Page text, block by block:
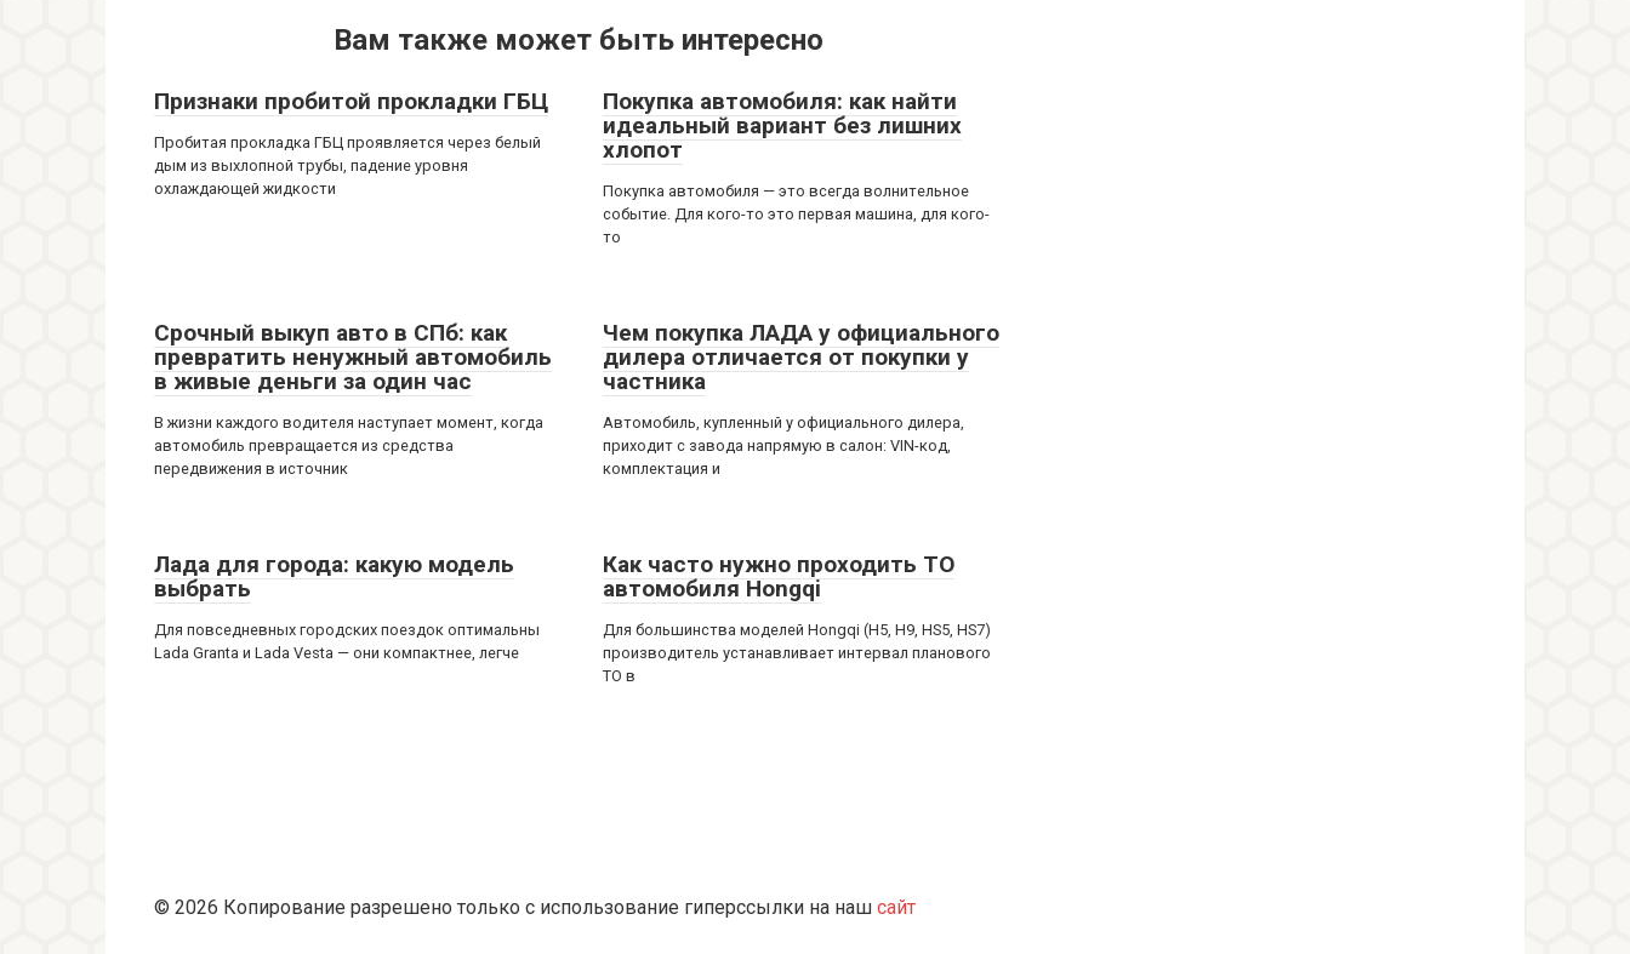
Вам также может быть интересно
Признаки пробитой прокладки ГБЦ
Пробитая прокладка ГБЦ проявляется через белый
дым из выхлопной трубы, падение уровня
охлаждающей жидкости
Покупка автомобиля: как найти
идеальный вариант без лишних
хлопот
Покупка автомобиля — это всегда волнительное
событие. Для кого-то это первая машина, для кого-
то
Срочный выкуп авто в СПб: как
превратить ненужный автомобиль
в живые деньги за один час
В жизни каждого водителя наступает момент, когда
автомобиль превращается из средства
передвижения в источник
Чем покупка ЛАДА у официального
дилера отличается от покупки у
частника
Автомобиль, купленный у официального дилера,
приходит с завода напрямую в салон: VIN-код,
комплектация и
Лада для города: какую модель
выбрать
Для повседневных городских поездок оптимальны
Lada Granta и Lada Vesta — они компактнее, легче
Как часто нужно проходить ТО
автомобиля Hongqi
Для большинства моделей Hongqi (H5, H9, HS5, HS7)
производитель устанавливает интервал планового
ТО в
© 2026 Копирование разрешено только с использование гиперссылки на наш сайт